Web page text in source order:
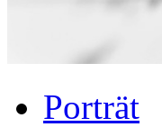
Porträt